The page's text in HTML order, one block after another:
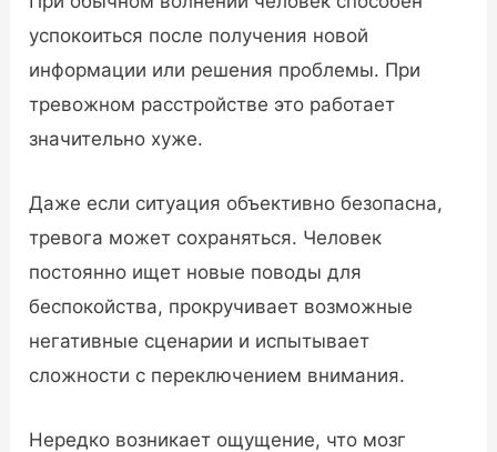
успокоиться после получения новой
информации или решения проблемы. При
тревожном расстройстве это работает
значительно хуже.
Даже если ситуация объективно безопасна,
тревога может сохраняться. Человек
постоянно ищет новые поводы для
беспокойства, прокручивает возможные
негативные сценарии и испытывает
сложности с переключением внимания.
Нередко возникает ощущение, что мозг